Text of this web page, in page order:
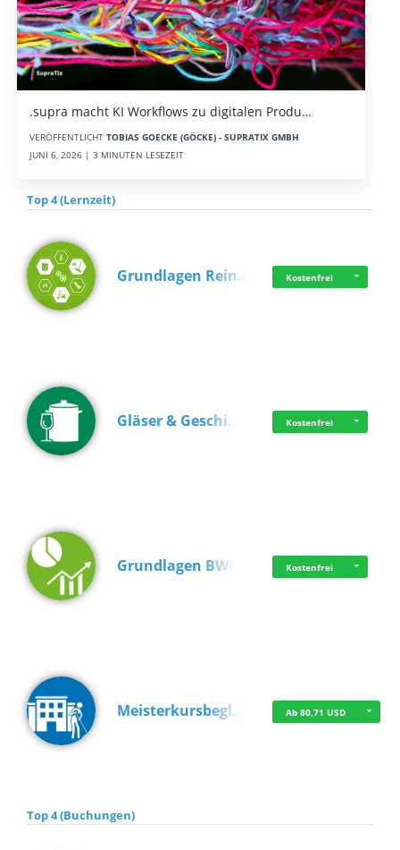
.supra macht KI Workflows zu digitalen Produ…
VERÖFFENTLICHT TOBIAS GOECKE (GÖCKE) - SUPRATIX GMBH
JUNI 6, 2026 | 3 MINUTEN LESEZEIT
Top 4 (Lernzeit)
Grundlagen Rein… Kostenfrei
Gläser & Geschi… Kostenfrei
Grundlagen BWL Kostenfrei
Meisterkursbegl… Ab 80,71 USD
Top 4 (Buchungen)